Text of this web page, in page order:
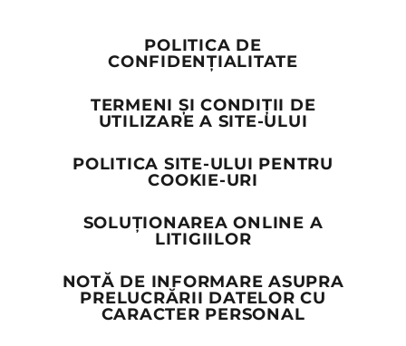
POLITICA DE
CONFIDENȚIALITATE
TERMENI ȘI CONDIȚII DE
UTILIZARE A SITE-ULUI
POLITICA SITE-ULUI PENTRU
COOKIE-URI
SOLUȚIONAREA ONLINE A
LITIGIILOR
NOTĂ DE INFORMARE ASUPRA
PRELUCRĂRII DATELOR CU
CARACTER PERSONAL